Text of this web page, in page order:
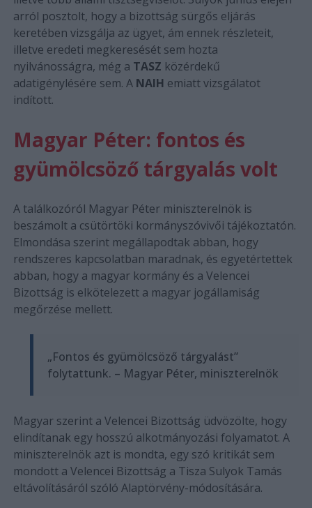
arról posztolt, hogy a bizottság sürgős eljárás
keretében vizsgálja az ügyet, ám ennek részleteit,
illetve eredeti megkeresését sem hozta
nyilvánosságra, még a TASZ közérdekű
adatigénylésére sem. A NAIH emiatt vizsgálatot
indított.
Magyar Péter: fontos és
gyümölcsöző tárgyalás volt
A találkozóról Magyar Péter miniszterelnök is
beszámolt a csütörtöki kormányszóvivői tájékoztatón.
Elmondása szerint megállapodtak abban, hogy
rendszeres kapcsolatban maradnak, és egyetértettek
abban, hogy a magyar kormány és a Velencei
Bizottság is elkötelezett a magyar jogállamiság
megőrzése mellett.
„Fontos és gyümölcsöző tárgyalást”
folytattunk. – Magyar Péter, miniszterelnök
Magyar szerint a Velencei Bizottság üdvözölte, hogy
elindítanak egy hosszú alkotmányozási folyamatot. A
miniszterelnök azt is mondta, egy szó kritikát sem
mondott a Velencei Bizottság a Tisza Sulyok Tamás
eltávolításáról szóló Alaptörvény-módosítására.